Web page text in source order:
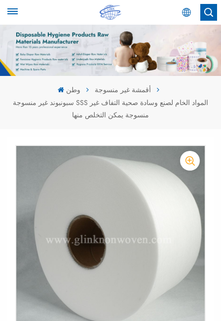
عربي
English
عربي
وطن
أقمشة غير منسوجة
سبونبوند غير منسوجة SSS المواد الخام لصنع وسادة صحية التفاف غير
منسوجة يمكن التخلص منها